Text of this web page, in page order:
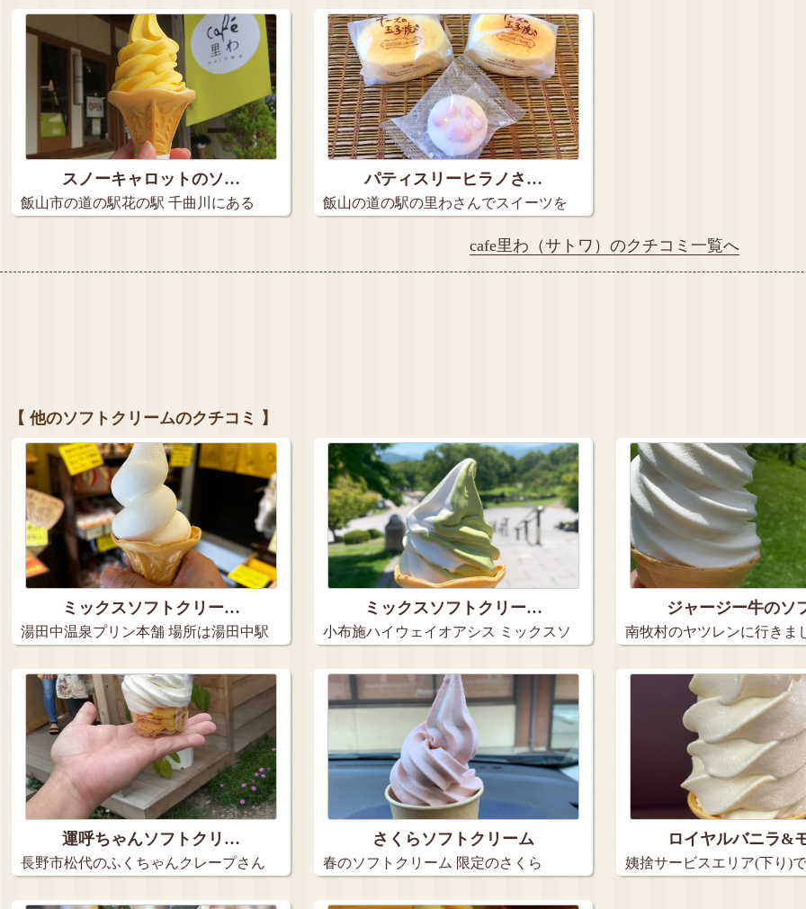
スノーキャロットのソ…
飯山市の道の駅花の駅 千曲川にある
パティスリーヒラノさ…
飯山の道の駅の里わさんでスイーツを
cafe里わ（サトワ）のクチコミ一覧へ
【 他のソフトクリームのクチコミ 】
ミックスソフトクリー…
湯田中温泉プリン本舗 場所は湯田中駅
ミックスソフトクリー…
小布施ハイウェイオアシス ミックスソ
ジャージー牛のソ
南牧村のヤツレンに行きま
運呼ちゃんソフトクリ…
長野市松代のふくちゃんクレープさん
さくらソフトクリーム
春のソフトクリーム 限定のさくら
ロイヤルバニラ&
姨捨サービスエリア(下り)